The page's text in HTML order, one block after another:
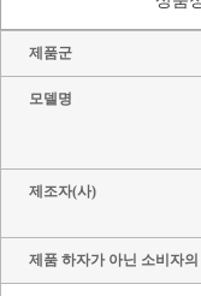
제품군
모델명
제조자(사)
제품 하자가 아닌 소비자